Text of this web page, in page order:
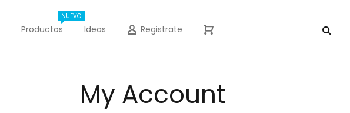
Productos
NUEVO
Ideas Registrate
My Account